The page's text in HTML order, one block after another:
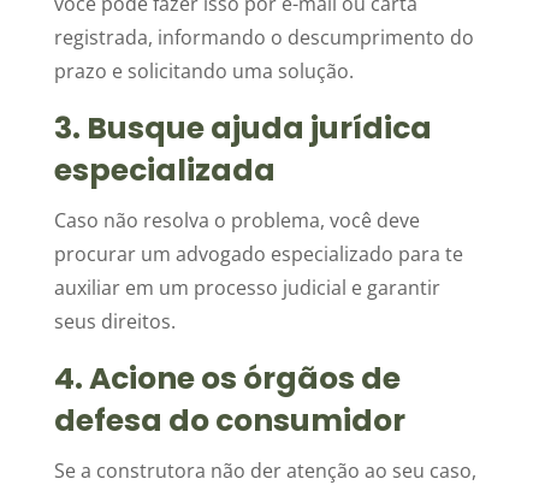
registrada, informando o descumprimento do
prazo e solicitando uma solução.
3. Busque ajuda jurídica
especializada
Caso não resolva o problema, você deve
procurar um advogado especializado para te
auxiliar em um processo judicial e garantir
seus direitos.
4. Acione os órgãos de
defesa do consumidor
Se a construtora não der atenção ao seu caso,